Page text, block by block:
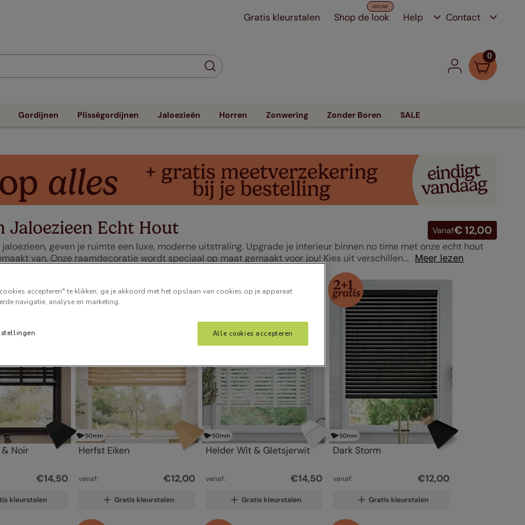
Gratis kleurstalen Shop de look Help Contact
0
Gordijnen Plisségordijnen Jaloezieën Horren Zonwering Zonder Boren SALE
Jaloezieen Echt Hout Vanaf€ 12,00
jaloezieen, geven je ruimte een luxe, moderne uitstraling. Upgrade je interieur binnen no time met onze echt hout
van. Onze raamdecoratie wordt speciaal op maat gemaakt voor jou! Kies uit verschillen... Meer lezen
Noir
€14,50
kleurstalen
50mm
Herfst Eiken
vanaf: €12,00
Gratis kleurstalen
50mm
Helder Wit & Gletsjerwit
vanaf: €14,50
Gratis kleurstalen
50mm
Dark Storm
vanaf: €12,00
Gratis kleurstalen
accepteren" te klikken, ga je akkoord met het opslaan van cookies op je apparaat
navigatie, analyse en marketing.
Alle cookies accepteren